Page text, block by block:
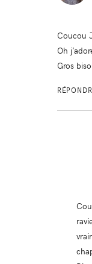
Coucou
Oh
Gros